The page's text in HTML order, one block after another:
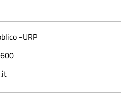
-URP